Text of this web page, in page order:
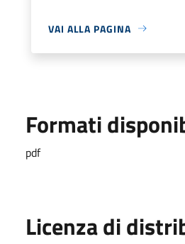
VAI ALLA PAGINA
Formati
pdf
Licenza di